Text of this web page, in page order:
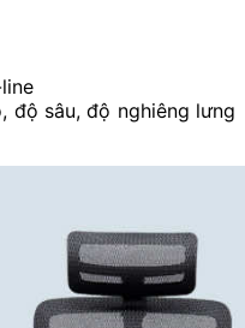
độ sâu, độ nghiêng lưng